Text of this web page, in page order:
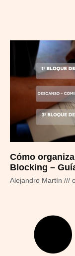
Cómo
Blocking –
Alejandro Martín